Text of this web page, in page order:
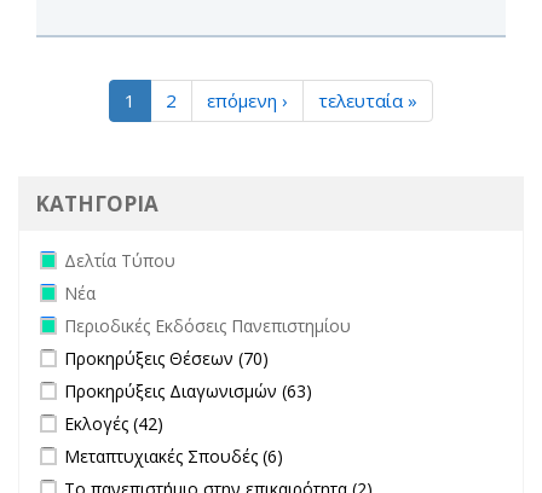
1 2 επόμενη › τελευταία »
ΚΑΤΗΓΟΡΙΑ
Remove Δελτία Τύπου filter
Δελτία Τύπου
Remove Νέα filter
Νέα
Remove Περιοδικές Εκδόσεις Πανεπιστημίου filter
Περιοδικές Εκδόσεις Πανεπιστημίου
Apply Προκηρύξεις Θέσεων filter
Προκηρύξεις Θέσεων (70)
Apply Προκηρύξεις Διαγωνισμών filter
Προκηρύξεις Διαγωνισμών (63)
Apply Εκλογές filter
Εκλογές (42)
Apply Μεταπτυχιακές Σπουδές filter
Μεταπτυχιακές Σπουδές (6)
Apply Το πανεπιστήμιο στην επικαιρότητα filter